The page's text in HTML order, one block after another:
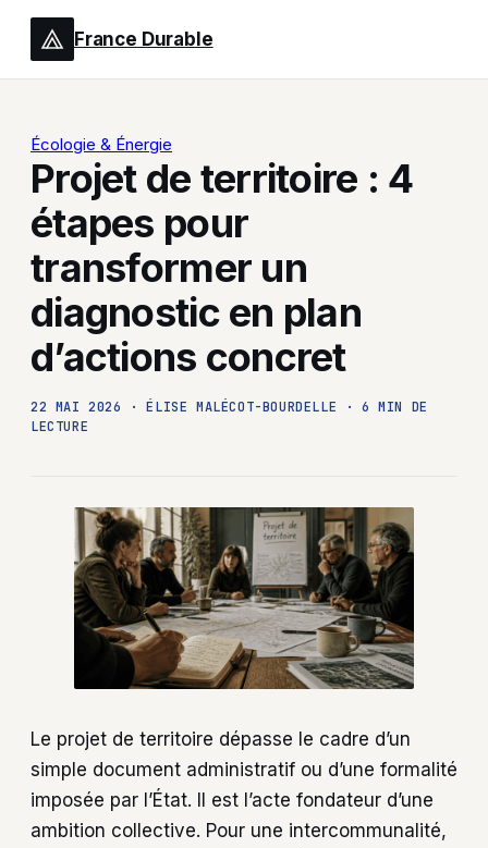
France Durable
Écologie & Énergie
Projet de territoire : 4
étapes pour
transformer un
diagnostic en plan
d’actions concret
22 MAI 2026 · ÉLISE MALÉCOT-BOURDELLE ·
6 MIN DE
LECTURE
Le projet de territoire dépasse le cadre d’un
simple document administratif ou d’une formalité
imposée par l’État. Il est l’acte fondateur d’une
ambition collective. Pour une intercommunalité,